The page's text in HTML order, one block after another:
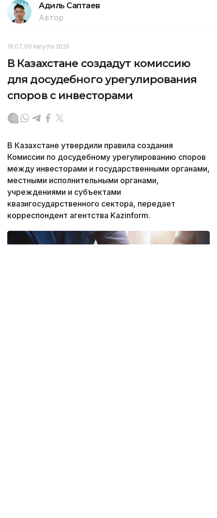
Адиль Саптаев
Автор
16:07, 06 Августа 2026
В Казахстане создадут комиссию
для досудебного урегулирования
споров с инвесторами
В Казахстане утвердили правила создания
Комиссии по досудебному урегулированию споров
между инвесторами и государственными органами,
местными исполнительными органами,
учреждениями и субъектами
квазигосударственного сектора, передает
корреспондент агентства Kazinform.